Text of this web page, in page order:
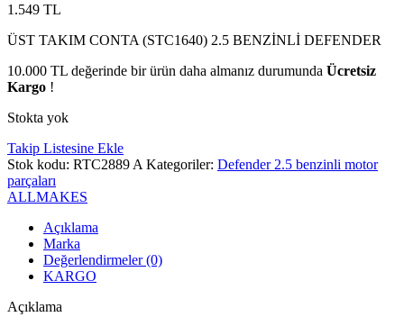
1.549 TL
ÜST TAKIM CONTA (STC1640) 2.5 BENZİNLİ DEFENDER
10.000 TL değerinde bir ürün daha almanız durumunda Ücretsiz
Kargo !
Stokta yok
Takip Listesine Ekle
Stok kodu: RTC2889 A Kategoriler: Defender 2.5 benzinli motor
parçaları
ALLMAKES
Açıklama
Marka
Değerlendirmeler (0)
KARGO
Açıklama